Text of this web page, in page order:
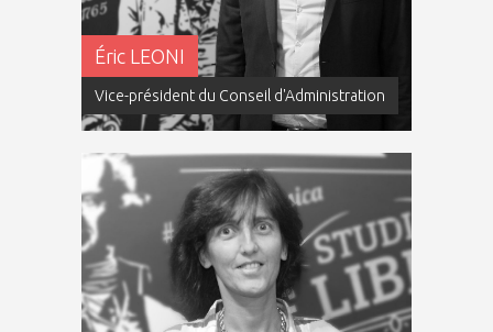
Éric LEONI
Vice-président du Conseil d'Administration